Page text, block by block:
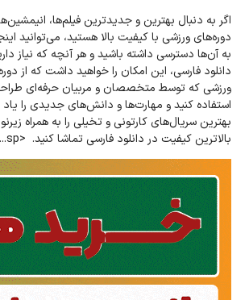
وبلاگ
جهت دریافت آخرین اخبار و اطلاعات ما را در
بله دنبال کنید (ورود)
اگر به دنبال بهترین و جدیدترین فیلم‌ها،
دوره‌های ورزشی با کیفیت بالا هستید، می‌توانید
به آن‌ها دسترسی داشته باشید و هر آنچه که نیاز
دانلود فارسی، این امکان را خواهید داشت که از
ورزشی که توسط متخصصان و مربیان حرفه‌ای طراحی
استفاده کنید و مهارت‌ها و دانش‌های جدیدی را
بهترین سریال‌های کارتونی و تخیلی را به همراه
بالاترین کیفیت در دانلود فارسی تماشا کنید. <sp...